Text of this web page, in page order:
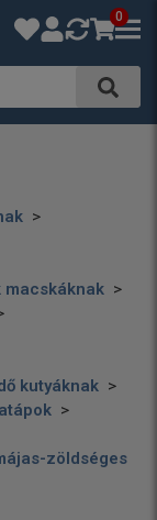
0
macskáknak
kutyáknak
zöldséges